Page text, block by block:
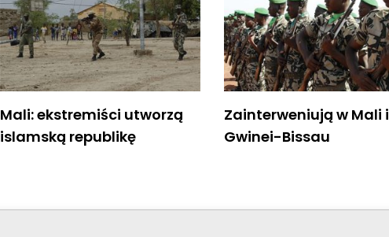
Mali: ekstremiści utworzą
islamską republikę
Zainterweniują w Mali i
Gwinei-Bissau